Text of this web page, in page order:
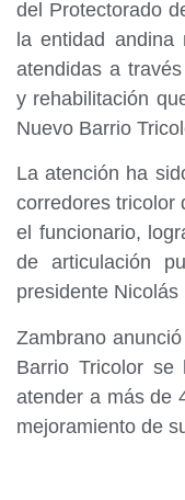
del Protectorado
la entidad
atendidas a
y rehabilitación
Nuevo Barrio
La atención ha
corredores tricolor
el funcionario,
de articulación
presidente Nicolás
Zambrano
Barrio Tricolor
atender a más de
mejoramiento de